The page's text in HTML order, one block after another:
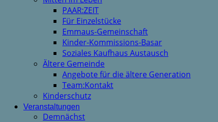
PAAR:ZEIT
Für Einzelstücke
Emmaus-Gemeinschaft
Kinder-Kommissions-Basar
Soziales Kaufhaus Austausch
Ältere Gemeinde
Angebote für die ältere Generation
Team:Kontakt
Kinderschutz
Veranstaltungen
Demnächst